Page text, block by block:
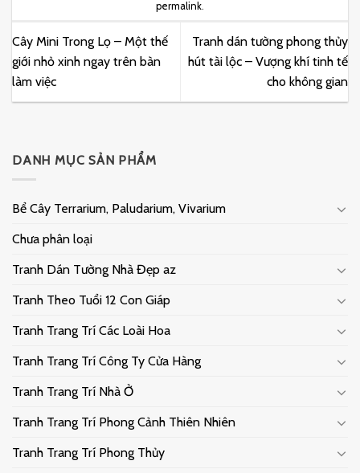
permalink.
Cây Mini Trong Lọ – Một thế
giới nhỏ xinh ngay trên bàn
làm việc
Tranh dán tường phong thủy
hút tài lộc – Vượng khí tinh tế
cho không gian
DANH MỤC SẢN PHẨM
Bể Cây Terrarium, Paludarium, Vivarium
Chưa phân loại
Tranh Dán Tường Nhà Đẹp az
Tranh Theo Tuổi 12 Con Giáp
Tranh Trang Trí Các Loài Hoa
Tranh Trang Trí Công Ty Cửa Hàng
Tranh Trang Trí Nhà Ở
Tranh Trang Trí Phong Cảnh Thiên Nhiên
Tranh Trang Trí Phong Thủy